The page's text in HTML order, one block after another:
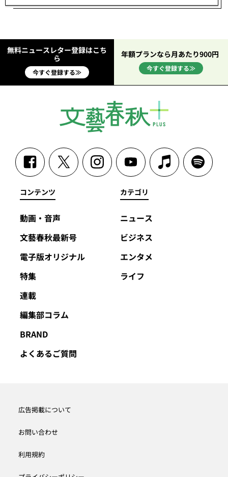
無料ニュースレター登録はこち
ら
今すぐ登録する≫
年額プランなら月あたり900円
今すぐ登録する≫
コンテンツ
動画・音声
文藝春秋最新号
電子版オリジナル
特集
連載
編集部コラム
BRAND
よくあるご質問
カテゴリ
ニュース
ビジネス
エンタメ
ライフ
広告掲載について
お問い合わせ
利用規約